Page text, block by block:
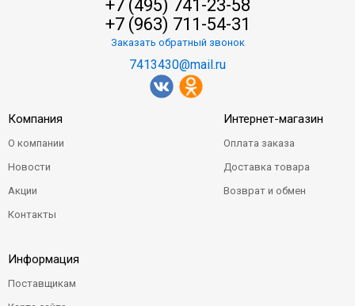
+7 (495) 741-23-58
+7 (963) 711-54-31
Заказать обратный звонок
7413430@mail.ru
Компания
О компании
Новости
Акции
Контакты
Интернет-магазин
Оплата заказа
Доставка товара
Возврат и обмен
Информация
Поставщикам